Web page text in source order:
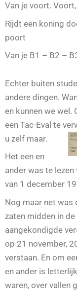
Van je voort.
Rijdt een koning
poort
Van je B1 – B2 –
Echter buiten
andere dingen.
en kunnen we wel.
een Tac-Eval te
u zelf maar.
Het een en
ander was te
van 1 december
Nog maar net was
zaten midden in
aangekondigde
op 21 november,
verstaan. En om
en ander is
waren, over vallen